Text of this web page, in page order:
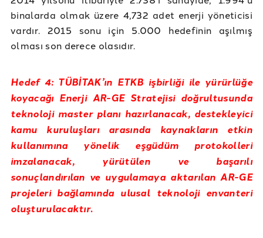
binalarda olmak üzere 4,732 adet enerji yöneticisi
vardır. 2015 sonu için 5.000 hedefinin aşılmış
olması son derece olasıdır.
Hedef 4: TÜBİTAK’ın ETKB işbirliği ile yürürlüğe
koyacağı Enerji AR-GE Stratejisi doğrultusunda
teknoloji master planı hazırlanacak, destekleyici
kamu kuruluşları arasında kaynakların etkin
kullanımına yönelik eşgüdüm protokolleri
imzalanacak, yürütülen ve başarılı
sonuçlandırılan ve uygulamaya aktarılan AR-GE
projeleri bağlamında ulusal teknoloji envanteri
oluşturulacaktır.